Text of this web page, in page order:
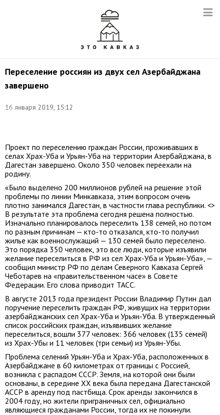
Переселение россиян из двух сел Азербайджана
завершено
16 января 2019, 15:12
Муса
Проект по переселению граждан России, проживавших в
селах Храх-Уба и Урьян-Уба на территории Азербайджана, в
Дагестан завершено. Около 350 человек переехали на
родину.
«Было выделено 200 миллионов рублей на решение этой
проблемы по линии Минкавказа, этим вопросом очень
плотно занимался Дагестан, в частности глава республики. <>
В результате эта проблема сегодня решена полностью.
Изначально планировалось переселить 138 семей, но потом
по разным причинам — кто-то отказался, кто-то получил
жилье как военнослужащий — 130 семей было переселено.
Это порядка 350 человек, это все люди, которые изъявили
желание переселиться в РФ из сел Храх-Уба и Урьян-Уба», —
сообщил министр РФ по делам Северного Кавказа Сергей
Чеботарев на «правительственном часе» в Совете
Федерации. Его слова приводит ТАСС.
В августе 2013 года президент России Владимир Путин дал
поручение переселить граждан РФ, живущих на территории
азербайджанских сел Храх-Уба и Урьян-Уба. В утвержденный
список российских граждан, изъявивших желание
переселиться, вошли 377 человек: 366 человек (135 семей)
из Храх-Убы и 11 человек (три семьи) из Урьян-Убы.
Проблема селений Урьян-Уба и Храх-Уба, расположенных в
Азербайджане в 60 километрах от границы с Россией,
возникла с распадом СССР. Земля, на которой они были
основаны, в середине XX века была передана Дагестанской
АССР в аренду под пастбища. Срок аренды закончился в
2004 году, но жители приграничных сел, официально
являющиеся гражданами России, тогда их не покинули.